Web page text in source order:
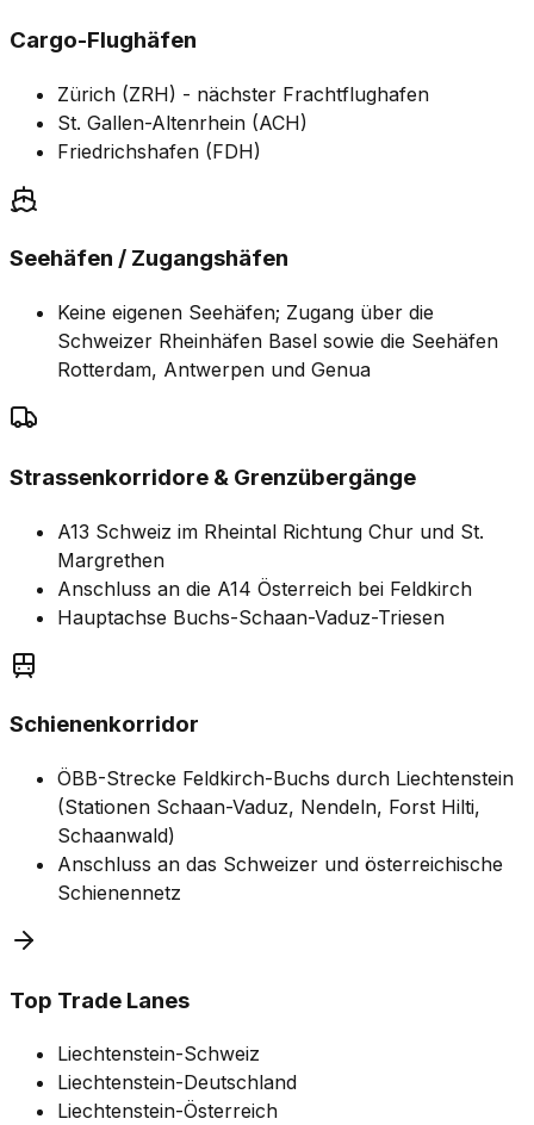
Cargo-Flughäfen
Zürich (ZRH) - nächster Frachtflughafen
St. Gallen-Altenrhein (ACH)
Friedrichshafen (FDH)
Seehäfen / Zugangshäfen
Keine eigenen Seehäfen; Zugang über die
Schweizer Rheinhäfen Basel sowie die Seehäfen
Rotterdam, Antwerpen und Genua
Strassenkorridore & Grenzübergänge
A13 Schweiz im Rheintal Richtung Chur und St.
Margrethen
Anschluss an die A14 Österreich bei Feldkirch
Hauptachse Buchs-Schaan-Vaduz-Triesen
Schienenkorridor
ÖBB-Strecke Feldkirch-Buchs durch Liechtenstein
(Stationen Schaan-Vaduz, Nendeln, Forst Hilti,
Schaanwald)
Anschluss an das Schweizer und österreichische
Schienennetz
Top Trade Lanes
Liechtenstein-Schweiz
Liechtenstein-Deutschland
Liechtenstein-Österreich